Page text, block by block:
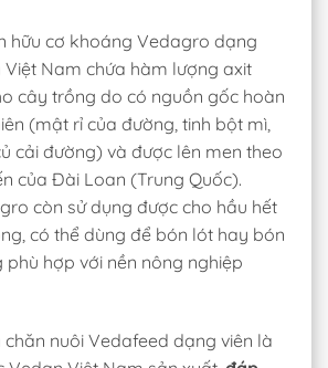
hữu cơ khoáng Vedagro dạng
Việt Nam chứa hàm lượng axit
cây trồng do có nguồn gốc hoàn
(mật rỉ của đường, tinh bột mì,
cải đường) và được lên men theo
của Đài Loan (Trung Quốc).
còn sử dụng được cho hầu hết
có thể dùng để bón lót hay bón
phù hợp với nền nông nghiệp
chăn nuôi Vedafeed dạng viên là